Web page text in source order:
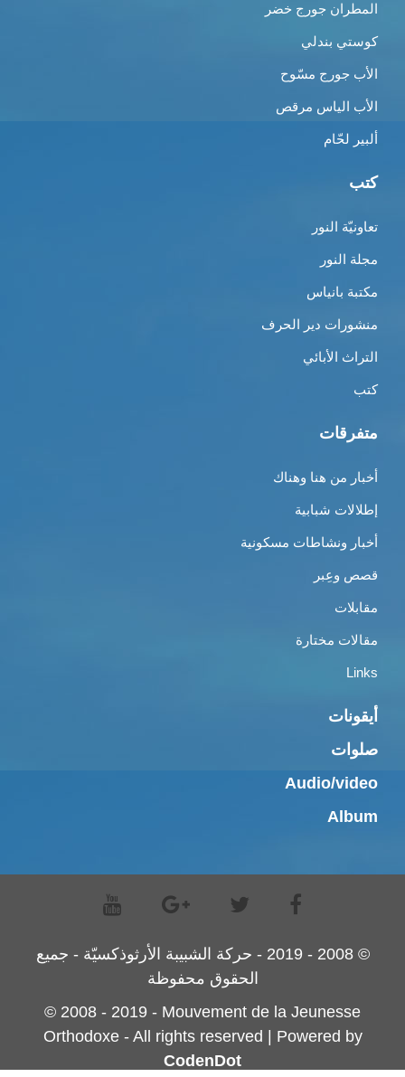
المطران جورج خضر
كوستي بندلي
الأب جورج مسّوح
الأب الياس مرقص
ألبير لحّام
كتب
تعاونيّة النور
مجلة النور
مكتبة بانياس
منشورات دير الحرف
التراث الأبائي
كتب
متفرقات
أخبار من هنا وهناك
إطلالات شبابية
أخبار ونشاطات مسكونية
قصص وعِبر
مقابلات
مقالات مختارة
Links
أيقونات
صلوات
Audio/video
Album
© 2008 - 2019 - حركة الشبيبة الأرثوذكسيّة - جميع
الحقوق محفوظة
© 2008 - 2019 - Mouvement de la Jeunesse
Orthodoxe - All rights reserved | Powered by
CodenDot